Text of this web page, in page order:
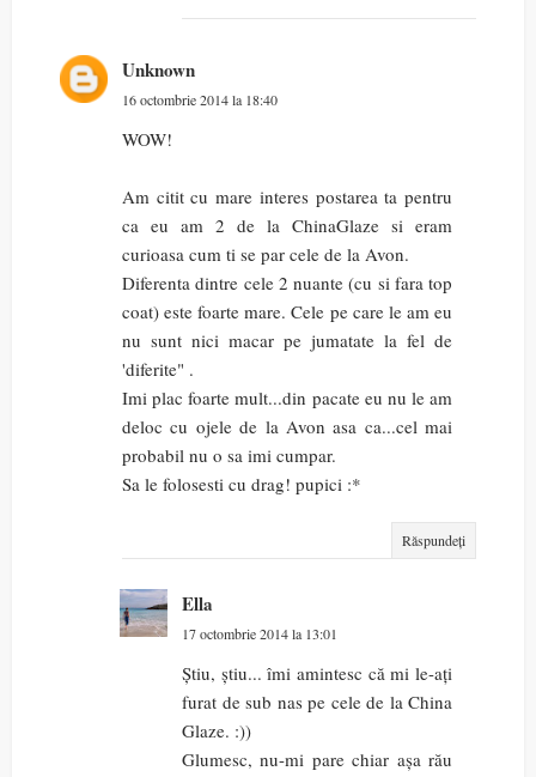
Unknown
16 octombrie 2014 la 18:40
WOW!
Am citit cu mare interes postarea ta pentru
ca eu am 2 de la ChinaGlaze si eram
curioasa cum ti se par cele de la Avon.
Diferenta dintre cele 2 nuante (cu si fara top
coat) este foarte mare. Cele pe care le am eu
nu sunt nici macar pe jumatate la fel de
'diferite" .
Imi plac foarte mult...din pacate eu nu le am
deloc cu ojele de la Avon asa ca...cel mai
probabil nu o sa imi cumpar.
Sa le folosesti cu drag! pupici :*
Răspundeți
Ella
17 octombrie 2014 la 13:01
Știu, știu... îmi amintesc că mi le-ați
furat de sub nas pe cele de la China
Glaze. :))
Glumesc, nu-mi pare chiar așa rău